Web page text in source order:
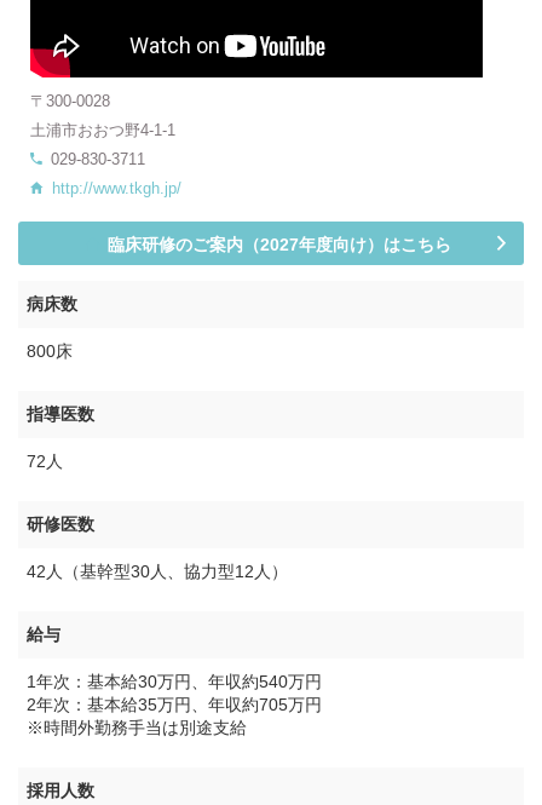
〒300-0028
土浦市おおつ野4-1-1
029-830-3711
http://www.tkgh.jp/
臨床研修のご案内（2027年度向け）はこちら
病床数
800床
指導医数
72人
研修医数
42人（基幹型30人、協力型12人）
給与
1年次：基本給30万円、年収約540万円
2年次：基本給35万円、年収約705万円
※時間外勤務手当は別途支給
採用人数